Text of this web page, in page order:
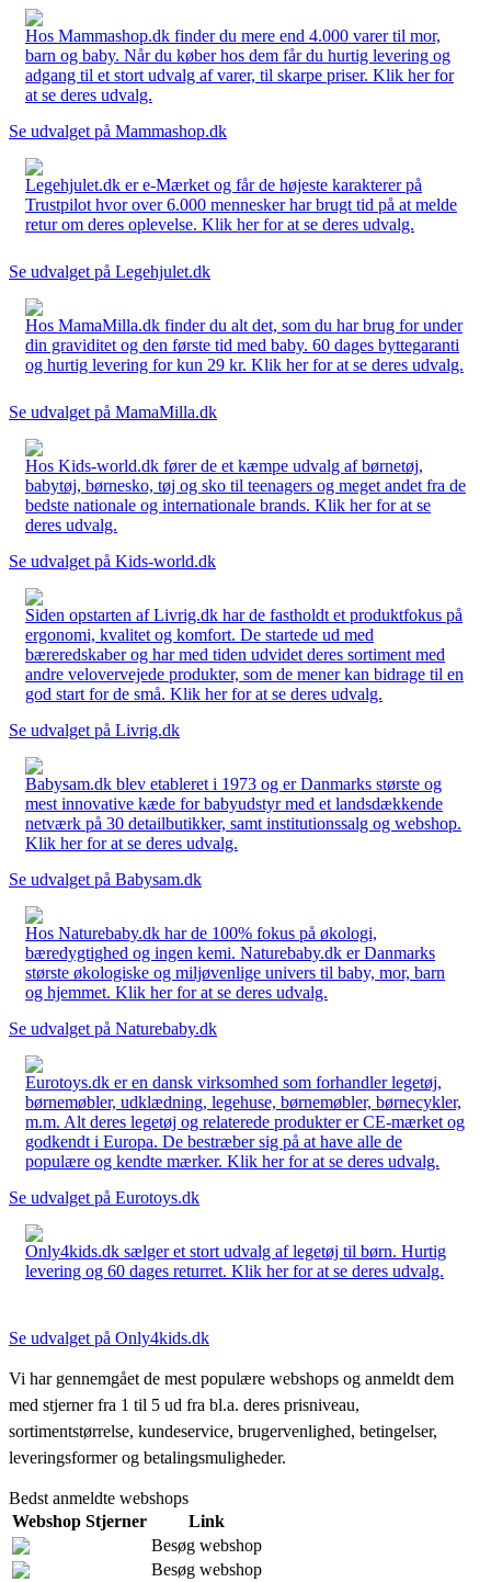
Hos Mammashop.dk finder du mere end 4.000 varer til mor,
barn og baby. Når du køber hos dem får du hurtig levering og
adgang til et stort udvalg af varer, til skarpe priser. Klik her for
at se deres udvalg.
Se udvalget på Mammashop.dk
Legehjulet.dk er e-Mærket og får de højeste karakterer på
Trustpilot hvor over 6.000 mennesker har brugt tid på at melde
retur om deres oplevelse. Klik her for at se deres udvalg.
Se udvalget på Legehjulet.dk
Hos MamaMilla.dk finder du alt det, som du har brug for under
din graviditet og den første tid med baby. 60 dages byttegaranti
og hurtig levering for kun 29 kr. Klik her for at se deres udvalg.
Se udvalget på MamaMilla.dk
Hos Kids-world.dk fører de et kæmpe udvalg af børnetøj,
babytøj, børnesko, tøj og sko til teenagers og meget andet fra de
bedste nationale og internationale brands. Klik her for at se
deres udvalg.
Se udvalget på Kids-world.dk
Siden opstarten af Livrig.dk har de fastholdt et produktfokus på
ergonomi, kvalitet og komfort. De startede ud med
bæreredskaber og har med tiden udvidet deres sortiment med
andre velovervejede produkter, som de mener kan bidrage til en
god start for de små. Klik her for at se deres udvalg.
Se udvalget på Livrig.dk
Babysam.dk blev etableret i 1973 og er Danmarks største og
mest innovative kæde for babyudstyr med et landsdækkende
netværk på 30 detailbutikker, samt institutionssalg og webshop.
Klik her for at se deres udvalg.
Se udvalget på Babysam.dk
Hos Naturebaby.dk har de 100% fokus på økologi,
bæredygtighed og ingen kemi. Naturebaby.dk er Danmarks
største økologiske og miljøvenlige univers til baby, mor, barn
og hjemmet. Klik her for at se deres udvalg.
Se udvalget på Naturebaby.dk
Eurotoys.dk er en dansk virksomhed som forhandler legetøj,
børnemøbler, udklædning, legehuse, børnemøbler, børnecykler,
m.m. Alt deres legetøj og relaterede produkter er CE-mærket og
godkendt i Europa. De bestræber sig på at have alle de
populære og kendte mærker. Klik her for at se deres udvalg.
Se udvalget på Eurotoys.dk
Only4kids.dk sælger et stort udvalg af legetøj til børn. Hurtig
levering og 60 dages returret. Klik her for at se deres udvalg.
Se udvalget på Only4kids.dk
Vi har gennemgået de mest populære webshops og anmeldt dem
med stjerner fra 1 til 5 ud fra bl.a. deres prisniveau,
sortimentstørrelse, kundeservice, brugervenlighed, betingelser,
leveringsformer og betalingsmuligheder.
Bedst anmeldte webshops
Webshop Stjerner
Link
Besøg webshop
Besøg webshop